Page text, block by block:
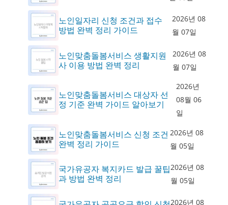
노인일자리 신청 조건과 접수
방법 완벽 정리 가이드
2026년 08
월 07일
노인맞춤돌봄서비스 생활지원
사 이용 방법 완벽 정리
2026년 08
월 07일
노인맞춤돌봄서비스 대상자 선
정 기준 완벽 가이드 알아보기
2026년
08월 06
일
노인맞춤돌봄서비스 신청 조건
완벽 정리 가이드
2026년 08
월 05일
국가유공자 복지카드 발급 꿀팁
과 방법 완벽 정리
2026년 08
월 05일
2026년 08